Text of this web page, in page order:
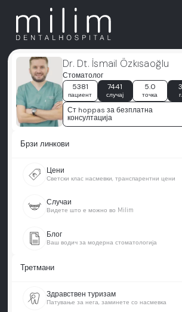
Dr. Dt. İsmail Özkısaoğlu
Стоматолог
5381
пациент
7441
случај
5.0
точка
Ст hoppas за безплатна
консултација
Брзи линкови
Цени
Светски клас насмевки, транспарентни цени
Случаи
Видете што е можно во Milim
Блог
Ваш водич за модерна стоматологија
Третмани
Здравствен туризам
Патување за нега, заминете со насмевка